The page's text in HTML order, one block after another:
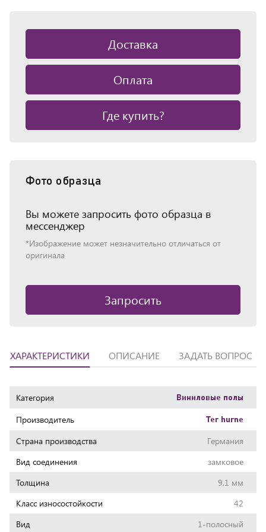
Доставка
Оплата
Где купить?
Фото образца
Вы можете запросить фото образца в
мессенджер
*Изображение может незначительно отличаться от
оригинала
Запросить
ХАРАКТЕРИСТИКИ ОПИСАНИЕ ЗАДАТЬ ВОПРОС
Характеристики
Категория Виниловые полы
Производитель Ter hurne
Страна производства
Германия
Вид соединения
замковое
Толщина
9,1 мм
Класс износостойкости
42
Вид
1-полосный